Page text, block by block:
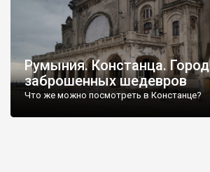
Румыния. Констанца. Город
заброшенных шедевров
Что же можно посмотреть в Констанце?